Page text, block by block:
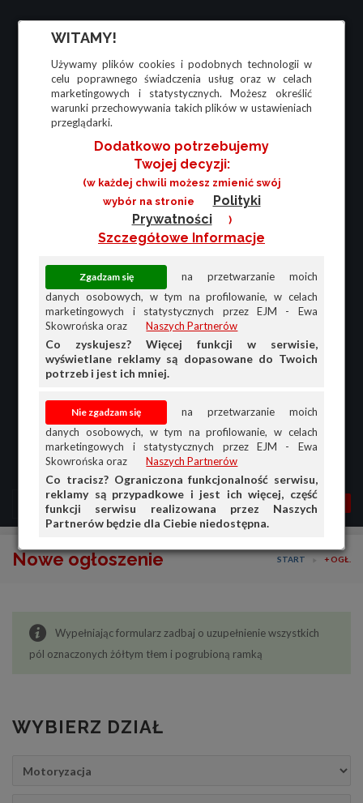
WITAMY!
Używamy plików cookies i podobnych technologii w
celu poprawnego świadczenia usług oraz w celach
marketingowych i statystycznych. Możesz określić
warunki przechowywania takich plików w ustawieniach
przeglądarki.
Dodatkowo potrzebujemy
Twojej decyzji:
(w każdej chwili możesz zmienić swój
wybór na stronie
Polityki
Prywatności
)
Szczegółowe Informacje
na przetwarzanie moich
danych osobowych, w tym na profilowanie, w celach
marketingowych i statystycznych przez EJM - Ewa
Skowrońska oraz
Naszych Partnerów
Co zyskujesz? Więcej funkcji w serwisie,
wyświetlane reklamy są dopasowane do Twoich
potrzeb i jest ich mniej.
na przetwarzanie moich
danych osobowych, w tym na profilowanie, w celach
marketingowych i statystycznych przez EJM - Ewa
Skowrońska oraz
Naszych Partnerów
Co tracisz? Ograniczona funkcjonalność serwisu,
reklamy są przypadkowe i jest ich więcej, część
funkcji serwisu realizowana przez Naszych
Partnerów będzie dla Ciebie niedostępna.
MENU MOJA AG
PRZEGLĄD
DOŁADUJ KONTO
KOSZYK
Nowe ogłoszenie START + OGŁ.
Wypełniając formularz zadbaj o uzupełnienie wszystkich
pól oznaczonych żółtym tłem i pogrubioną ramką
WYBIERZ DZIAŁ